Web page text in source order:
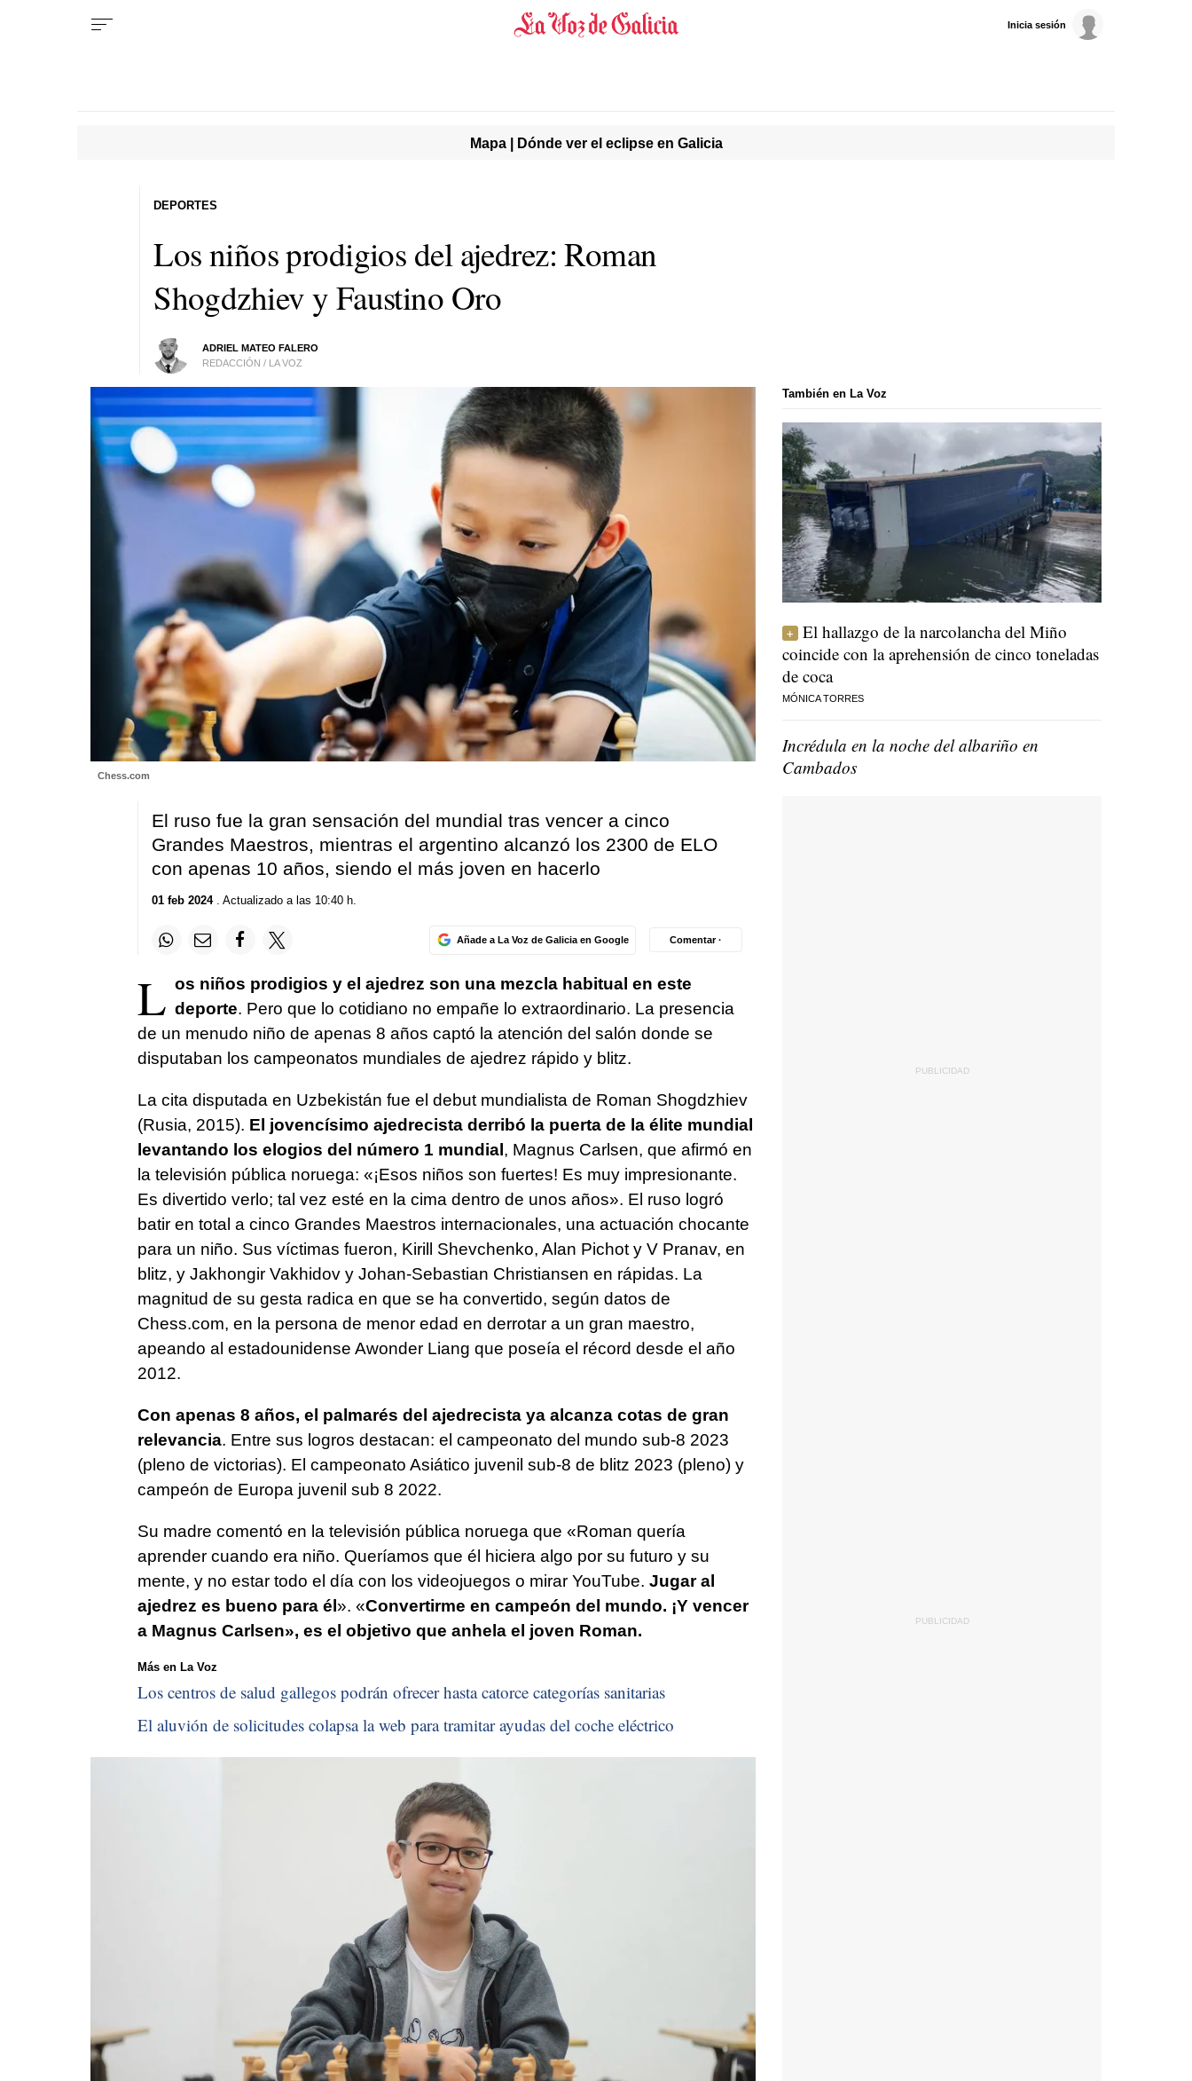
Inicia sesión
Mapa | Dónde ver el eclipse en Galicia
Los niños prodigios del ajedrez: Roman
Shogdzhiev y Faustino Oro
ADRIEL MATEO FALERO
REDACCIÓN / LA VOZ
DEPORTES
Chess.com
El ruso fue la gran sensación del mundial tras vencer a cinco
Grandes Maestros, mientras el argentino alcanzó los 2300 de ELO
con apenas 10 años, siendo el más joven en hacerlo
01 feb 2024. Actualizado a las 10:40 h.
Añade a La Voz de Galicia en Google Comentar ·
L os niños prodigios y el ajedrez son una mezcla habitual en este
deporte. Pero que lo cotidiano no empañe lo extraordinario. La presencia
de un menudo niño de apenas 8 años captó la atención del salón donde se
disputaban los campeonatos mundiales de ajedrez rápido y blitz.
La cita disputada en Uzbekistán fue el debut mundialista de Roman Shogdzhiev
(Rusia, 2015). El jovencísimo ajedrecista derribó la puerta de la élite mundial
levantando los elogios del número 1 mundial , Magnus Carlsen, que afirmó en
la televisión pública noruega: «¡Esos niños son fuertes! Es muy impresionante.
Es divertido verlo; tal vez esté en la cima dentro de unos años». El ruso logró
batir en total a cinco Grandes Maestros internacionales, una actuación chocante
para un niño. Sus víctimas fueron, Kirill Shevchenko, Alan Pichot y V Pranav, en
blitz, y Jakhongir Vakhidov y Johan-Sebastian Christiansen en rápidas. La
magnitud de su gesta radica en que se ha convertido, según datos de
Chess.com, en la persona de menor edad en derrotar a un gran maestro,
apeando al estadounidense Awonder Liang que poseía el récord desde el año
2012.
Con apenas 8 años, el palmarés del ajedrecista ya alcanza cotas de gran
relevancia. Entre sus logros destacan: el campeonato del mundo sub-8 2023
(pleno de victorias). El campeonato Asiático juvenil sub-8 de blitz 2023 (pleno) y
campeón de Europa juvenil sub 8 2022.
Su madre comentó en la televisión pública noruega que «Roman quería
aprender cuando era niño. Queríamos que él hiciera algo por su futuro y su
mente, y no estar todo el día con los videojuegos o mirar YouTube. Jugar al
ajedrez es bueno para él ». «Convertirme en campeón del mundo. ¡Y vencer
a Magnus Carlsen», es el objetivo que anhela el joven Roman.
Más en La Voz
Los centros de salud gallegos podrán ofrecer hasta catorce categorías sanitarias
El aluvión de solicitudes colapsa la web para tramitar ayudas del coche eléctrico
También en La Voz
El hallazgo de la narcolancha del Miño
coincide con la aprehensión de cinco toneladas
de coca
MÓNICA TORRES
Incrédula en la noche del albariño en
Cambados